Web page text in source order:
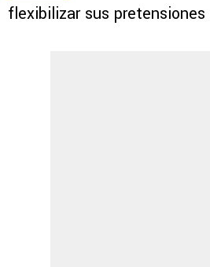
flexibilizar sus